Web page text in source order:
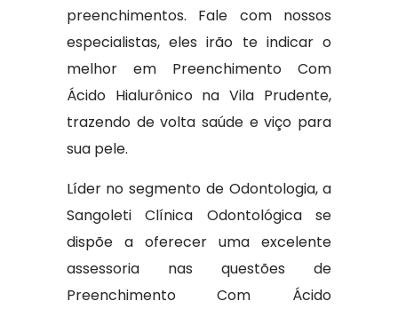
preenchimentos. Fale com nossos
especialistas, eles irão te indicar o
melhor em Preenchimento Com
Ácido Hialurônico na Vila Prudente,
trazendo de volta saúde e viço para
sua pele.
Líder no segmento de Odontologia, a
Sangoleti Clínica Odontológica se
dispõe a oferecer uma excelente
assessoria nas questões de
Preenchimento Com Ácido